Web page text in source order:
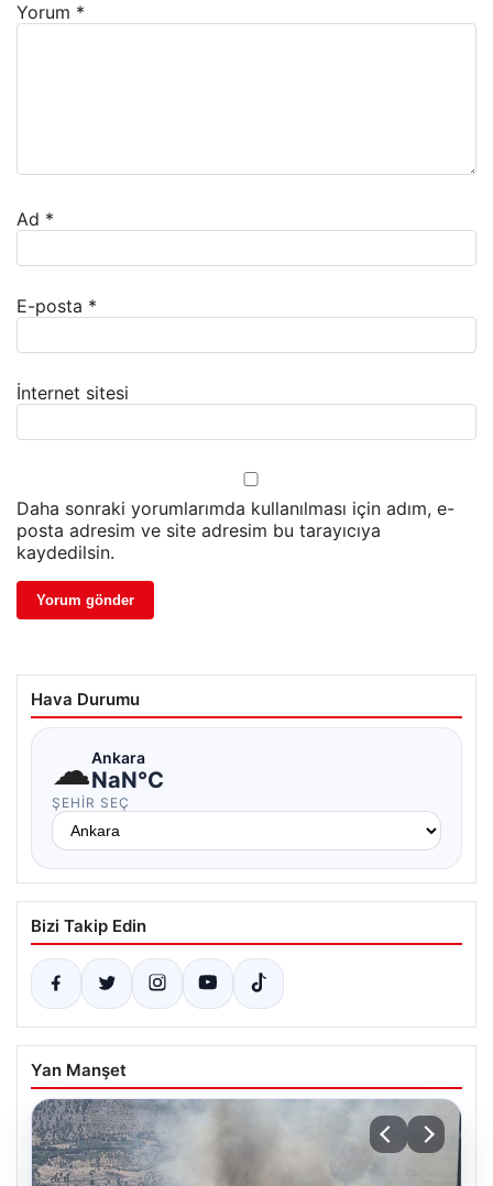
Yorum *
Ad *
E-posta *
İnternet sitesi
Daha sonraki yorumlarımda kullanılması için adım, e-
posta adresim ve site adresim bu tarayıcıya
kaydedilsin.
Hava Durumu
☁Ankara
NaN°C
ŞEHIR SEÇ
Bizi Takip Edin
Yan Manşet